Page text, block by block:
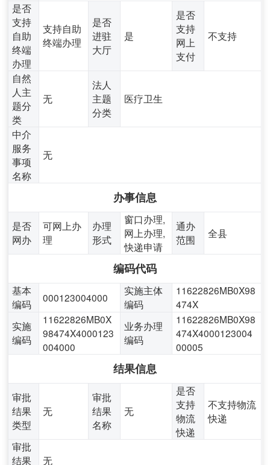
是否
支持
自助
终端
办理
支持自助
终端办理
是否
进驻
大厅
是
是否
支持
网上
支付
不支持
自然
人主
题分
类
无
法人
主题
分类
医疗卫生
中介
服务
事项
名称
无
办事信息
是否
网办
可网上办
理
办理
形式
窗口办理,
网上办理,
快递申请
通办
范围
全县
编码代码
基本
编码
000123004000
实施主体
编码
11622826MB0X98
474X
实施
编码
11622826MB0X
98474X4000123
004000
业务办理
编码
11622826MB0X98
474X4000123004
00005
结果信息
审批
结果
类型
无
审批
结果
名称
无
是否
支持
物流
快递
不支持物流
快递
审批
结果
无